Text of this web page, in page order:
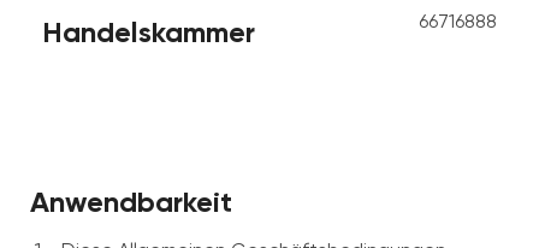
Handelskammer 66716888
Anwendbarkeit